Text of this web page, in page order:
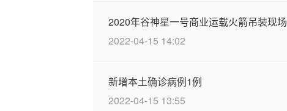
2020年谷神星一号商业运载火箭吊装现场
2022-04-15 14:02
新增本土确诊病例1例
2022-04-15 13:55